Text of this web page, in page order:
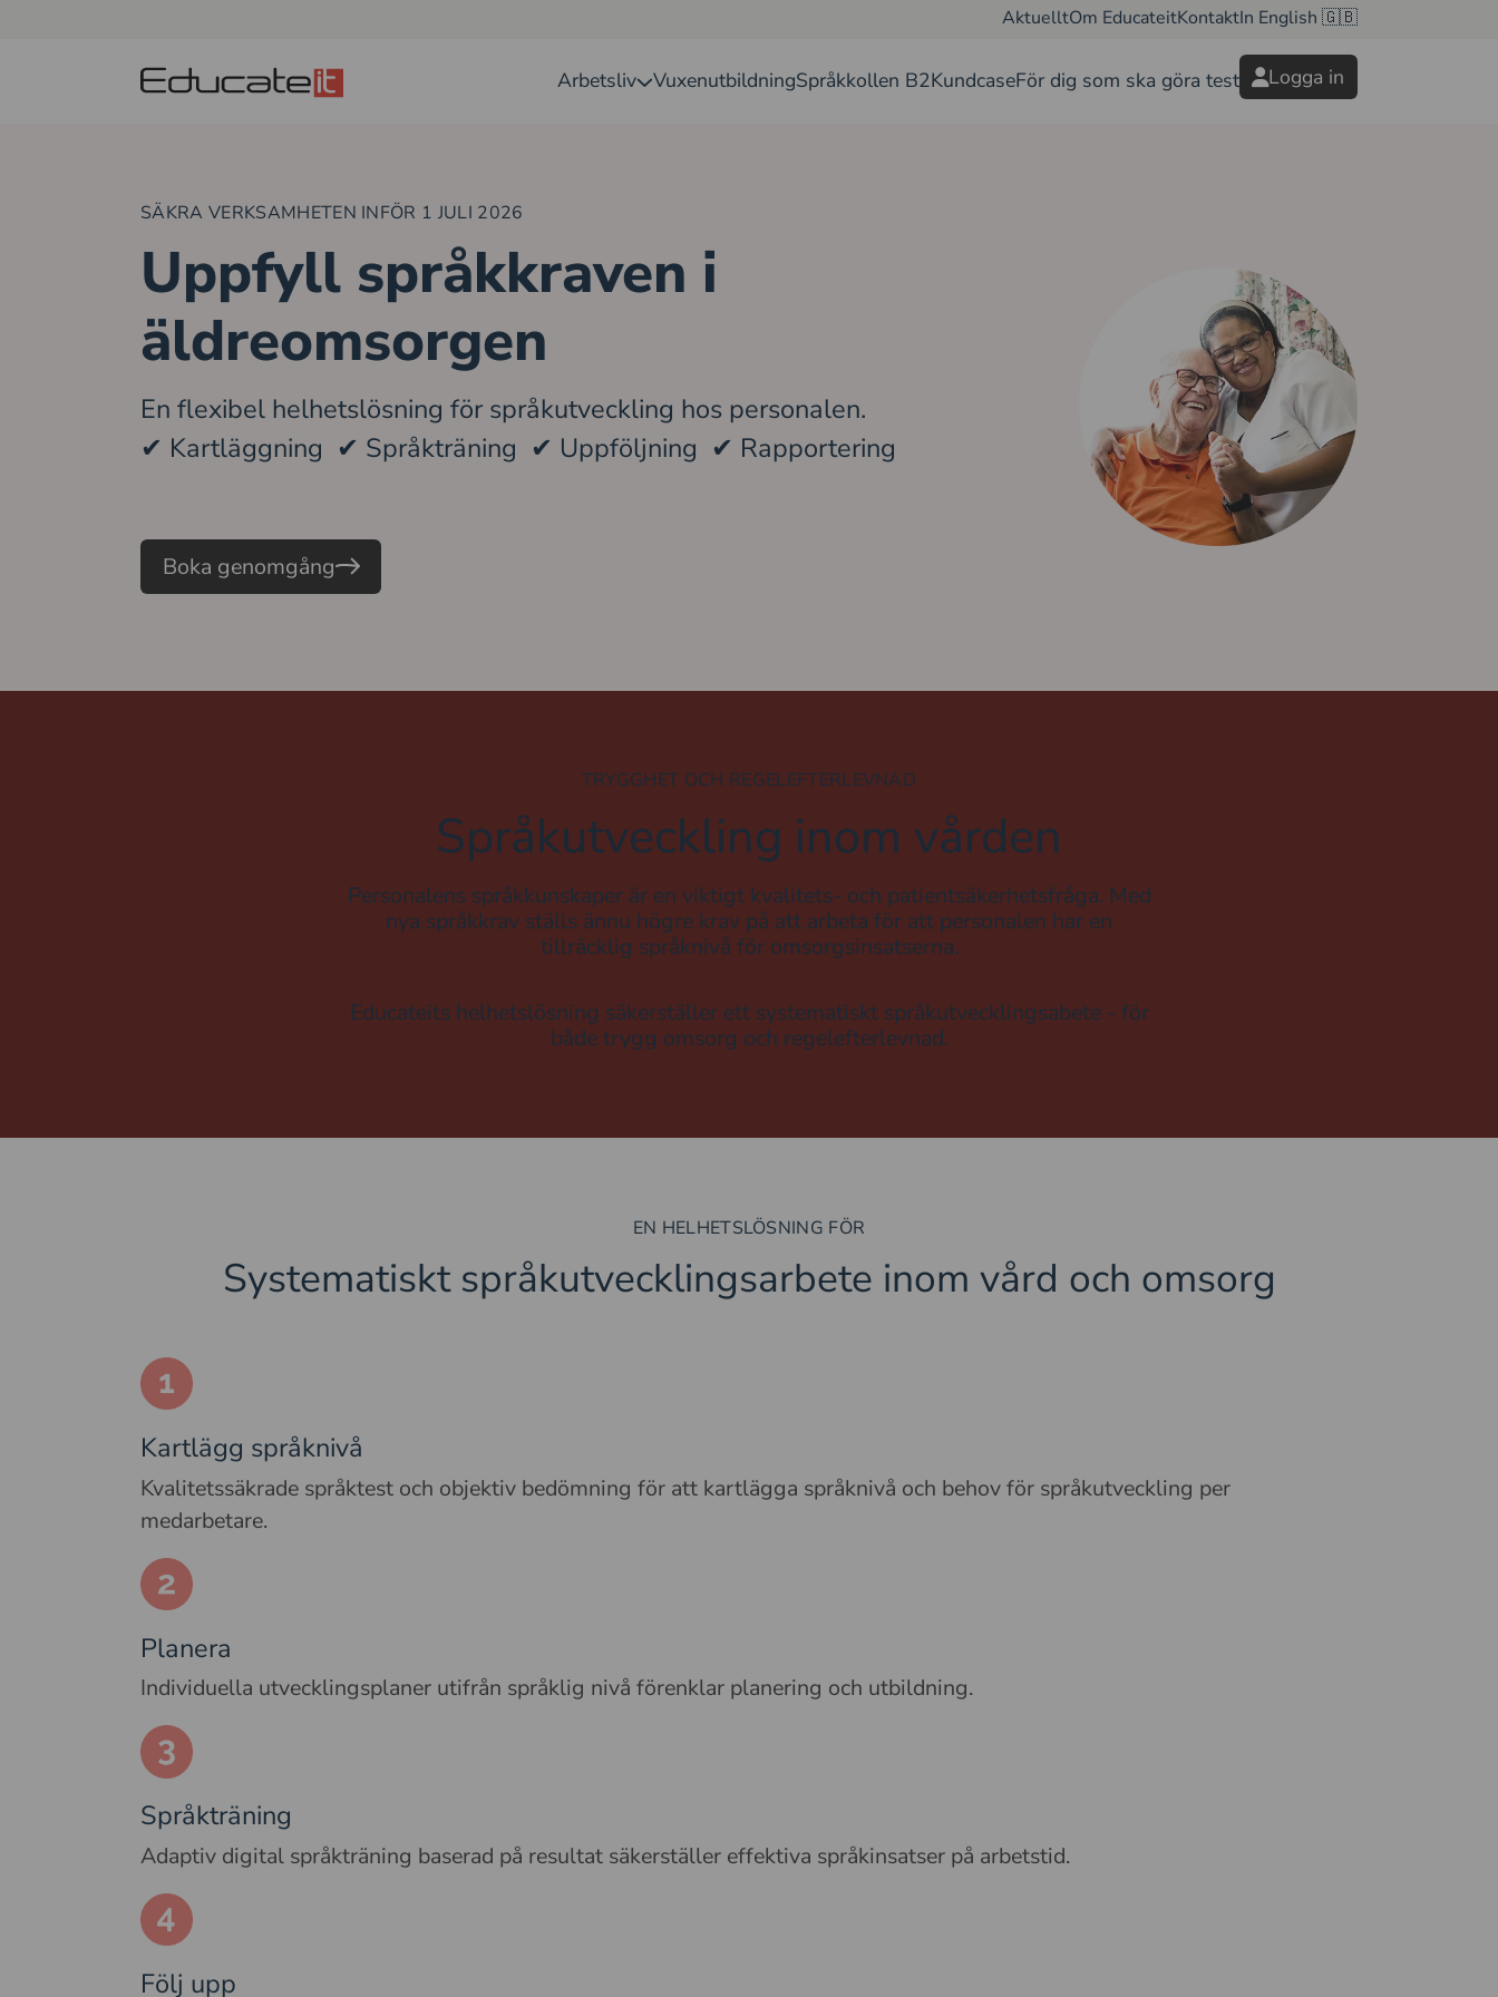
AktuelltOm EducateitKontaktIn English 🇬🇧
Arbetsliv VuxenutbildningSpråkkollen B2KundcaseFör dig som ska göra test Logga in
SÄKRA VERKSAMHETEN INFÖR 1 JULI 2026
Uppfyll språkkraven i
äldreomsorgen
En flexibel helhetslösning för språkutveckling hos personalen.
✔ Kartläggning ✔ Språkträning ✔ Uppföljning ✔ Rapportering
Boka genomgång
TRYGGHET OCH REGELEFTERLEVNAD
Språkutveckling inom vården
Personalens språkkunskaper är en viktigt kvalitets- och patientsäkerhetsfråga. Med
nya språkkrav ställs ännu högre krav på att arbeta för att personalen har en
tillräcklig språknivå för omsorgsinsatserna.
Educateits helhetslösning säkerställer ett systematiskt språkutvecklingsabete - för
både trygg omsorg och regelefterlevnad.
EN HELHETSLÖSNING FÖR
Systematiskt språkutvecklingsarbete inom vård och omsorg
Kartlägg språknivå
Kvalitetssäkrade språktest och objektiv bedömning för att kartlägga språknivå och behov för språkutveckling per
medarbetare.
Planera
Individuella utvecklingsplaner utifrån språklig nivå förenklar planering och utbildning.
Språkträning
Adaptiv digital språkträning baserad på resultat säkerställer effektiva språkinsatser på arbetstid.
Följ upp